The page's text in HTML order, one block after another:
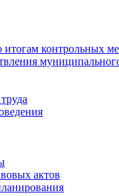
контрольных
актов